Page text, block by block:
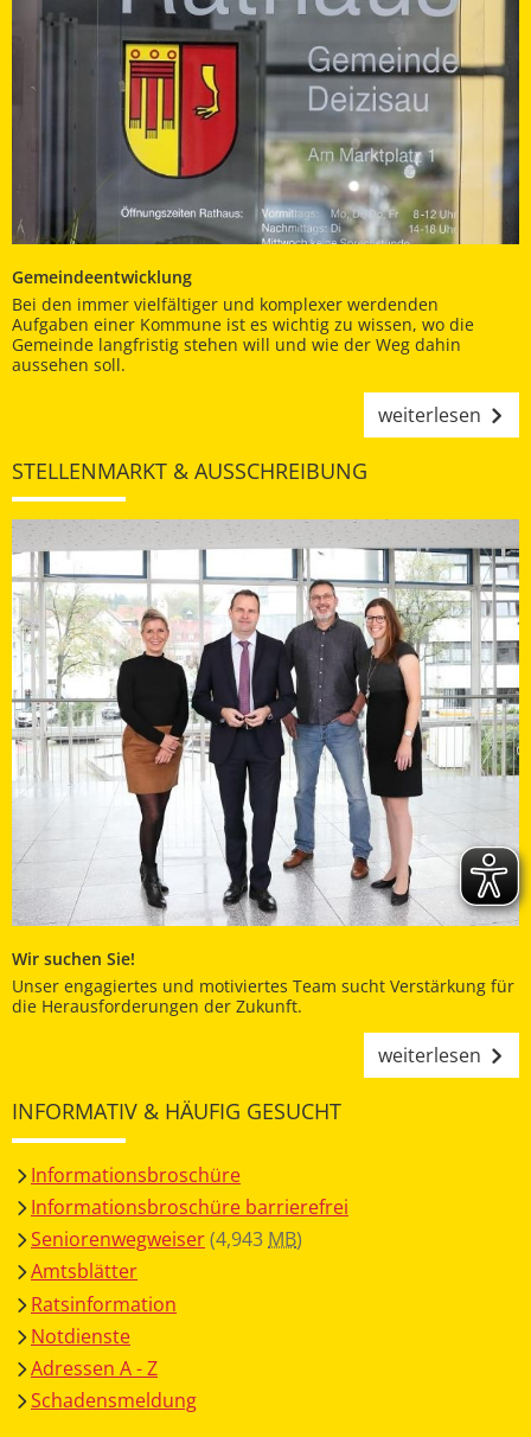
Gemeindeentwicklung
Bei den immer vielfältiger und komplexer werdenden
Aufgaben einer Kommune ist es wichtig zu wissen, wo die
Gemeinde langfristig stehen will und wie der Weg dahin
aussehen soll.
weiterlesen
STELLENMARKT & AUSSCHREIBUNG
Wir suchen Sie!
Unser engagiertes und motiviertes Team sucht Verstärkung für
die Herausforderungen der Zukunft.
weiterlesen
INFORMATIV & HÄUFIG GESUCHT
Informationsbroschüre
Informationsbroschüre barrierefrei
Seniorenwegweiser(4,943 MB)
Amtsblätter
Ratsinformation
Notdienste
Adressen A - Z
Schadensmeldung